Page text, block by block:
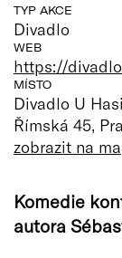
TYP AKCE
Divadlo
WEB
https://
MÍSTO
Divadlo U
Římská 45,
zobrazit na
Komedie
autora